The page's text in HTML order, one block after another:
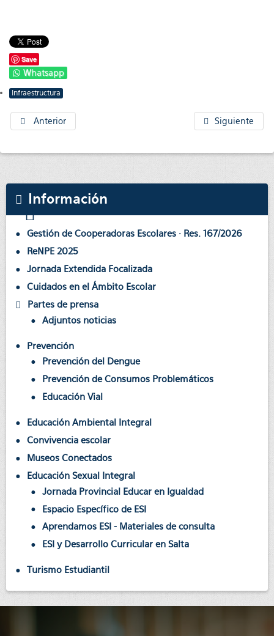
Save
Whatsapp
Infraestructura
Anterior Siguiente
Información
Gestión de Cooperadoras Escolares · Res. 167/2026
ReNPE 2025
Jornada Extendida Focalizada
Cuidados en el Ámbito Escolar
Partes de prensa
Adjuntos noticias
Prevención
Prevención del Dengue
Prevención de Consumos Problemáticos
Educación Vial
Educación Ambiental Integral
Convivencia escolar
Museos Conectados
Educación Sexual Integral
Jornada Provincial Educar en Igualdad
Espacio Específico de ESI
Aprendamos ESI - Materiales de consulta
ESI y Desarrollo Curricular en Salta
Turismo Estudiantil